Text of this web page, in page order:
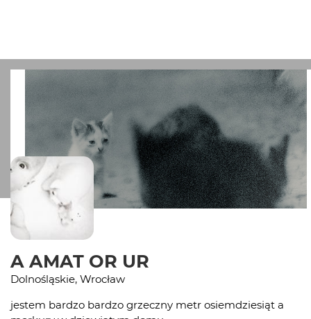
A AMAT OR UR
Dolnośląskie, Wrocław
jestem bardzo bardzo grzeczny metr osiemdziesiąt a